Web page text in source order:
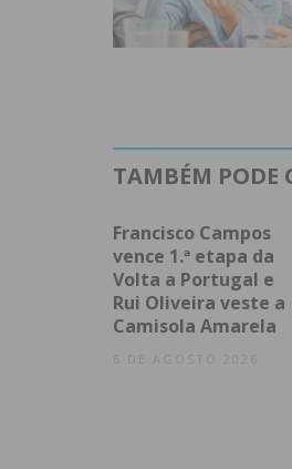
TAMBÉM PODE
Francisco Campos
vence 1.ª etapa da
Volta a Portugal e
Rui Oliveira veste a
Camisola Amarela
6 DE AGOSTO 2026